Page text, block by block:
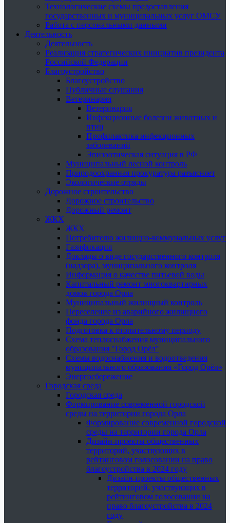
Технологические схемы предоставления
государственных и муниципальных услуг ОМСУ
Работа с персональными данными
Деятельность
Деятельность
Реализация стратегических инициатив президента
Российской Федерации
Благоустройство
Благоустройство
Публичные слушания
Ветеринария
Ветеринария
Инфекционные болезни животных и
птиц
Профилактика инфекционных
заболеваний
Эпизоотическая ситуация в РФ
Муниципальный лесной контроль
Природоохранная прокуратура разъясняет
Экологические отряды
Дорожное строительство
Дорожное строительство
Дорожный ремонт
ЖКХ
ЖКХ
Потребителю жилищно-коммунальных услуг
Газификация
Доклады о виде государственного контроля
(надзора), муниципального контроля
Информация о качестве питьевой воды
Капитальный ремонт многоквартирных
домов города Орла
Муниципальный жилищный контроль
Переселение из аварийного жилищного
фонда города Орла
Подготовка к отопительному периоду
Схема теплоснабжения муниципального
образования "Город Орёл"
Схемы водоснабжения и водоотведения
муниципального образования «Город Орёл»
Энергосбережение
Городская среда
Городская среда
Формирование современной городской
среды на территории города Орла
Формирование современной городской
среды на территории города Орла
Дизайн-проекты общественных
территорий, участвующих в
рейтинговом голосовании на право
благоустройства в 2024 году
Дизайн-проекты общественных
территорий, участвующих в
рейтинговом голосовании на
право благоустройства в 2024
году